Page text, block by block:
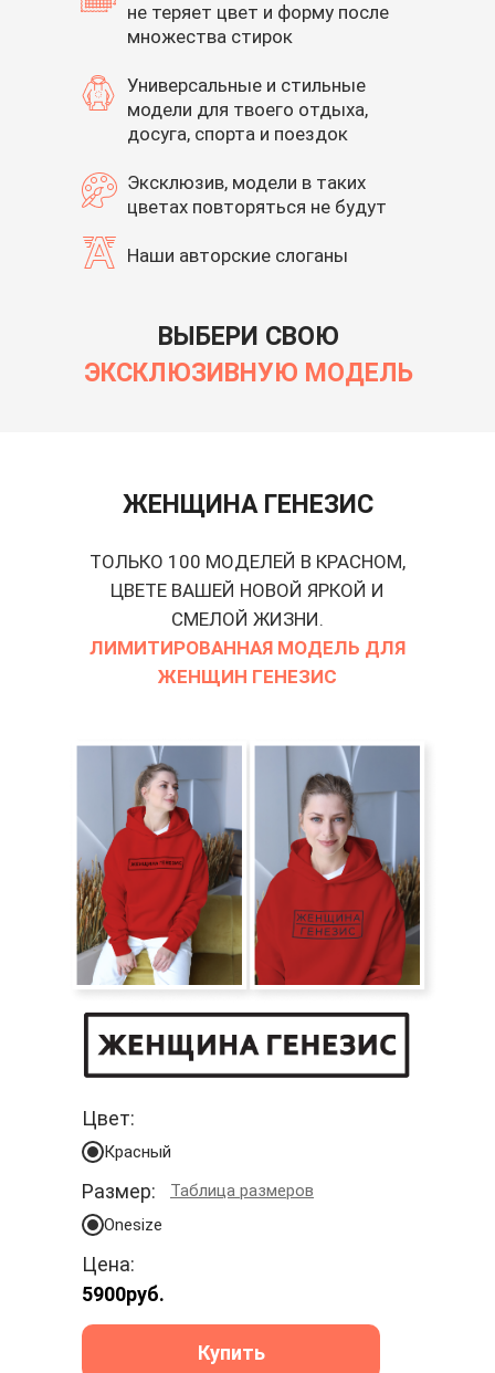
не теряет цвет и форму после
множества стирок
Универсальные и стильные
модели для твоего отдыха,
досуга, спорта и поездок
Эксклюзив, модели в таких
цветах повторяться не будут
Наши авторские слоганы
ВЫБЕРИ СВОЮ
ЭКСКЛЮЗИВНУЮ МОДЕЛЬ
Цвет:
Красный
Размер:
Onesize
Цена:
5900руб.
Купить
ЖЕНЩИНА ГЕНЕЗИС
ТОЛЬКО 100 МОДЕЛЕЙ В КРАСНОМ,
ЦВЕТЕ ВАШЕЙ НОВОЙ ЯРКОЙ И
СМЕЛОЙ ЖИЗНИ.
ЛИМИТИРОВАННАЯ МОДЕЛЬ ДЛЯ
ЖЕНЩИН ГЕНЕЗИС
Таблица размеров